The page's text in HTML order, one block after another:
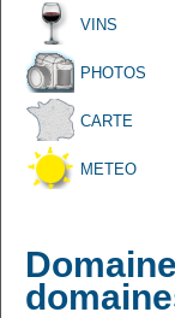
VINS
PHOTOS
CARTE
METEO